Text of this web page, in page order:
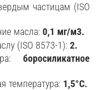
частицам (ISO
масла: 0,1 мг/м3.
(ISO 8573-1): 2.
боросиликатное
температура: 1,5°C.